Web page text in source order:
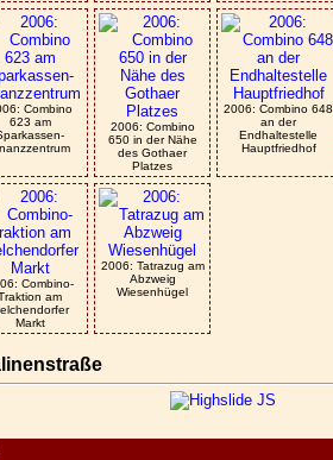
Combino
623 am
2006: Combino
650 in der Nähe
des Gothaer
Platzes
2006: Combino 648
an der
Endhaltestelle
Hauptfriedhof
Combino-
am
Markt
2006: Tatrazug am
Abzweig
Wiesenhügel